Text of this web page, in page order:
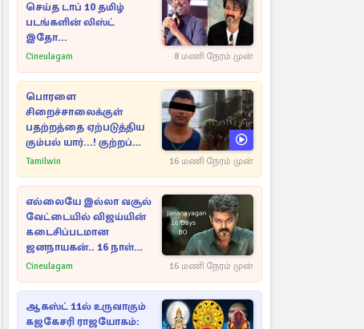
செய்த டாப் 10 தமிழ்
படங்களின் லிஸ்ட்
இதோ...
Cineulagam 8 மணி நேரம் முன்
பொரளை
சிறைச்சாலைக்குள்
பதற்றத்தை ஏற்படுத்திய
கும்பல் யார்...! குற்றப்
பின்னணி தொடர்பில்
Tamilwin 16 மணி நேரம் முன்
எல்லையே இல்லா வசூல்
வேட்டையில் விஜய்யின்
கடைசிப்படமான
ஜனநாயகன்.. 16 நாள்
பாக்ஸ் ஆபிஸ்
Cineulagam 16 மணி நேரம் முன்
ஆகஸ்ட் 11ல் உருவாகும்
கஜகேசரி ராஜயோகம்: